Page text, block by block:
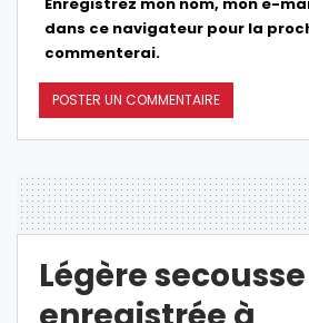
Enregistrez mon nom, mon e-
dans ce navigateur pour la
commenterai.
Légère secousse